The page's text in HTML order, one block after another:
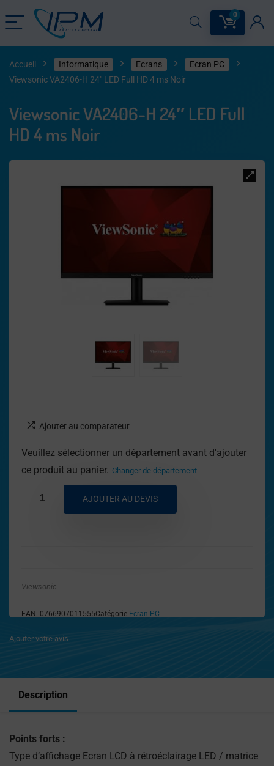
0
Accueil Informatique Ecrans
Ecran PC
Viewsonic VA2406-H 24″ LED Full HD 4 ms Noir
Viewsonic VA2406-H 24″ LED Full
HD 4 ms Noir
Ajouter au comparateur
Veuillez sélectionner un département avant d'ajouter
ce produit au panier. Changer de département
AJOUTER AU DEVIS
Viewsonic
EAN: 0766907011555Catégorie:Ecran PC
Ajouter votre avis
Description
Points forts :
Type d’affichage Ecran LCD à rétroéclairage LED / matrice